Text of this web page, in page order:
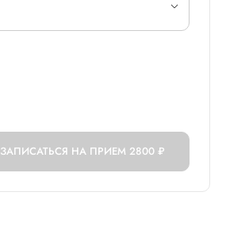
ЗАПИСАТЬСЯ НА ПРИЕМ 2800 ₽